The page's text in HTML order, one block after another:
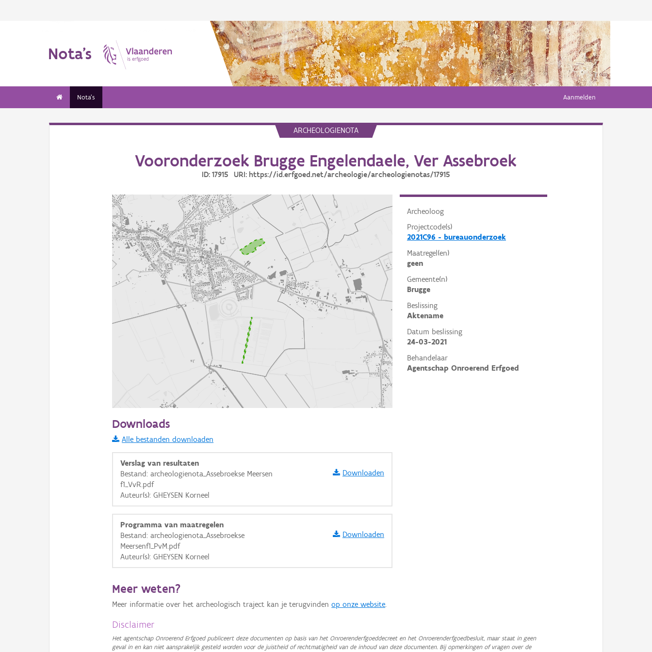
Nota's
Nota's Aanmelden
ARCHEOLOGIENOTA
Vooronderzoek Brugge Engelendaele, Ver Assebroek
ID: 17915 URI: https://id.erfgoed.net/archeologie/archeologienotas/17915
Archeoloog
Projectcode(s)
2021C96 - bureauonderzoek
Maatregel(en)
geen
Gemeente(n)
Brugge
Beslissing
Aktename
Datum beslissing
24-03-2021
Behandelaar
Agentschap Onroerend Erfgoed
Informatie Vlaanderen
i
+
Basis Lagen
Ortho
GRB-Basiskaart in grijswaarden
Downloads
Alle bestanden downloaden
Verslag van resultaten
Bestand: archeologienota_Assebroekse Meersen
f1_VvR.pdf
Auteur(s): GHEYSEN Korneel
Downloaden
Programma van maatregelen
Bestand: archeologienota_Assebroekse
Meersenf1_PvM.pdf
Auteur(s): GHEYSEN Korneel
Downloaden
Meer weten?
Meer informatie over het archeologisch traject kan je terugvindenop onze website.
Disclaimer
Het agentschap Onroerend Erfgoed publiceert deze documenten op basis van het Onroerenderfgoeddecreet en het Onroerenderfgoedbesluit, maar staat in geen
geval in en kan niet aansprakelijk gesteld worden voor de juistheid of rechtmatigheid van de inhoud van deze documenten. Bij opmerkingen of vragen over de